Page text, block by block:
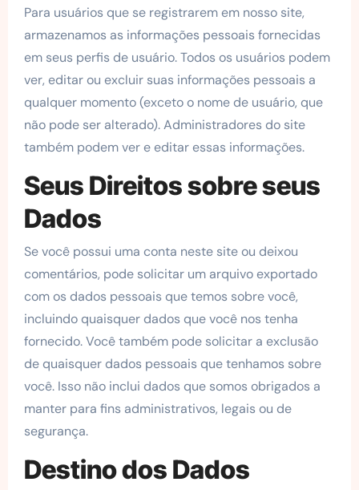
Para usuários que se registrarem em nosso site,
armazenamos as informações pessoais fornecidas
em seus perfis de usuário. Todos os usuários podem
ver, editar ou excluir suas informações pessoais a
qualquer momento (exceto o nome de usuário, que
não pode ser alterado). Administradores do site
também podem ver e editar essas informações.
Seus Direitos sobre seus
Dados
Se você possui uma conta neste site ou deixou
comentários, pode solicitar um arquivo exportado
com os dados pessoais que temos sobre você,
incluindo quaisquer dados que você nos tenha
fornecido. Você também pode solicitar a exclusão
de quaisquer dados pessoais que tenhamos sobre
você. Isso não inclui dados que somos obrigados a
manter para fins administrativos, legais ou de
segurança.
Destino dos Dados